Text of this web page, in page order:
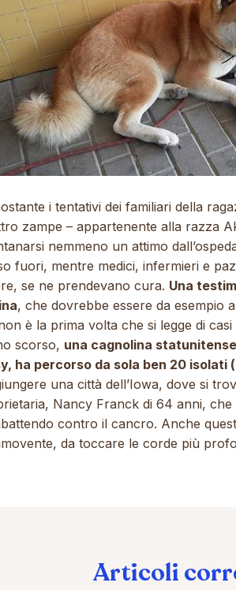
i tentativi dei familiari della
zampe – appartenente alla razza
nemmeno un attimo
fuori, mentre medici, infermieri e
se ne prendevano cura. Una
, che dovrebbe essere da esempio
è la prima volta che si legge di
scorso, una cagnolina
, ha percorso da sola ben 20 isolati
una città dell’Iowa, dove si
Nancy Franck di 64 anni, che
contro il cancro. Anche
da toccare le corde più
Articoli